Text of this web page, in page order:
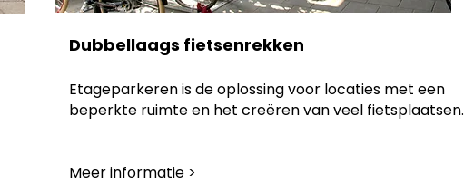
Dubbellaags fietsenrekken
Etageparkeren is de oplossing voor locaties met een
beperkte ruimte en het creëren van veel fietsplaatsen.
Meer informatie >